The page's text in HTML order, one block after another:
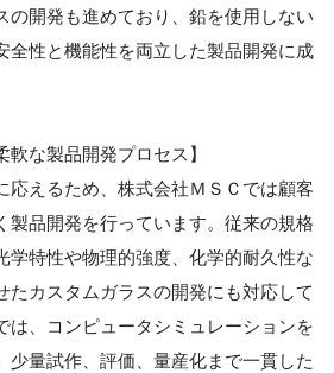
の開発も進めており、鉛を使用しない
全性と機能性を両立した製品開発に成
軟な製品開発プロセス】
応えるため、株式会社ＭＳＣでは顧客
製品開発を行っています。従来の規格
学特性や物理的強度、化学的耐久性な
たカスタムガラスの開発にも対応して
は、コンピュータシミュレーションを
少量試作、評価、量産化まで一貫した